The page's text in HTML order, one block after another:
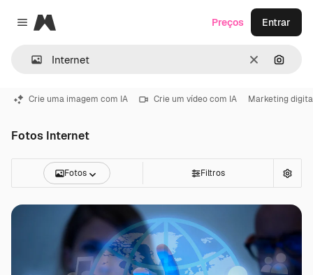
Close menu
Magnific
Limpar
Preços Entrar
Crie uma imagem com IA Crie um vídeo com IA Marketing
Fotos Internet
Fotos Filtros